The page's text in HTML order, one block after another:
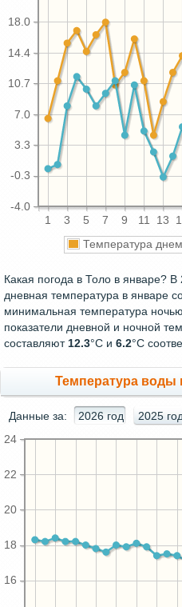
1 3 5 7 9 11 13
-4.0
-0.3
3.3
7.0
10.7
14.4
18.0
Температура
Какая погода в Толо в январе?
дневная температура в январе
минимальная температура
показатели дневной и ночной
составляют12.3°С и 6.2°С
Температура воды
Данные за: 2026 год 2025
16
18
20
22
24